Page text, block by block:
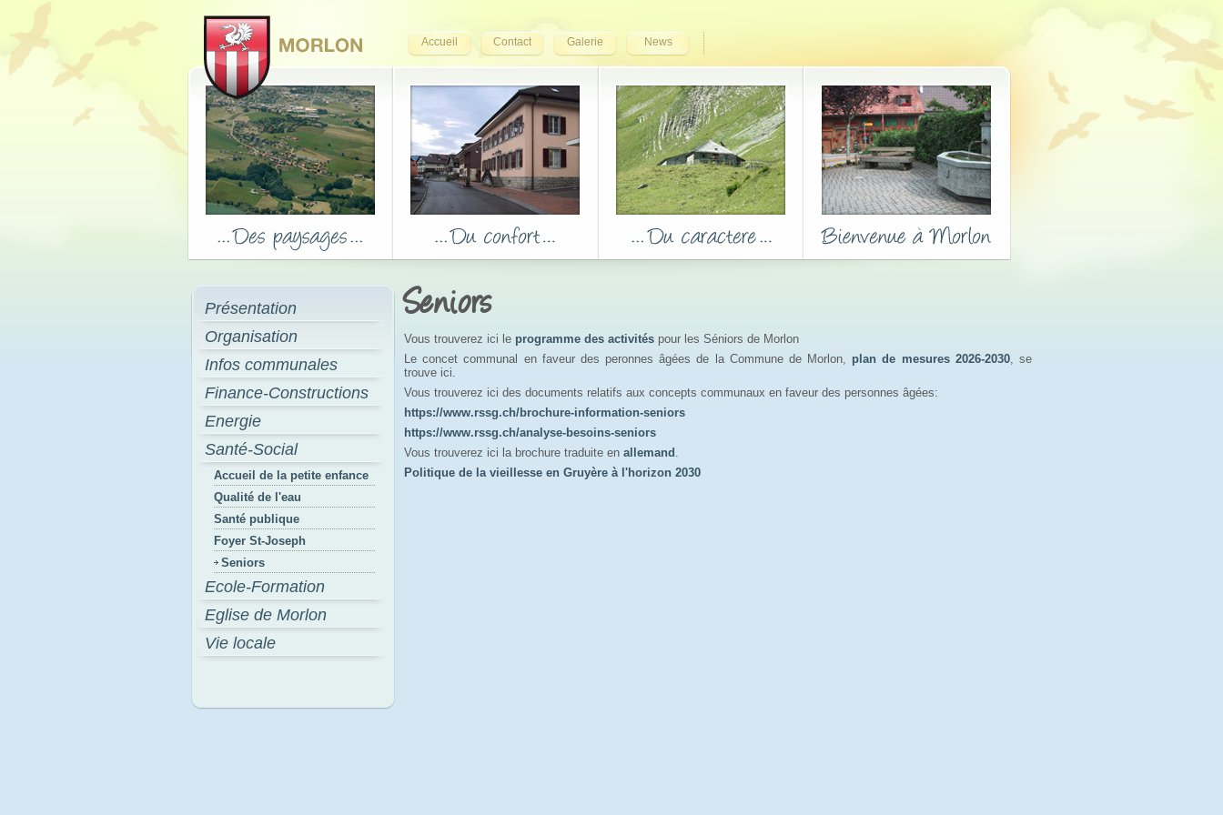
Accueil Contact Galerie News
Présentation
Organisation
Infos communales
Finance-Constructions
Energie
Santé-Social
Accueil de la petite enfance
Qualité de l'eau
Santé publique
Foyer St-Joseph
Seniors
Ecole-Formation
Eglise de Morlon
Vie locale
Seniors
Vous trouverez ici le programme des activités pour les Séniors de Morlon
Le concet communal en faveur des peronnes âgées de la Commune de Morlon, plan de mesures 2026-2030, se
trouve ici.
Vous trouverez ici des documents relatifs aux concepts communaux en faveur des personnes âgées:
https://www.rssg.ch/brochure-information-seniors
https://www.rssg.ch/analyse-besoins-seniors
Vous trouverez ici la brochure traduite en allemand .
Politique de la vieillesse en Gruyère à l'horizon 2030